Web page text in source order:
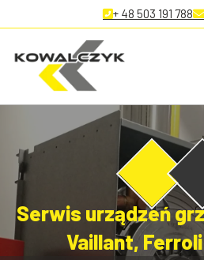
+ 48 503 191 788
Serwis urządzeń
Vaillant,